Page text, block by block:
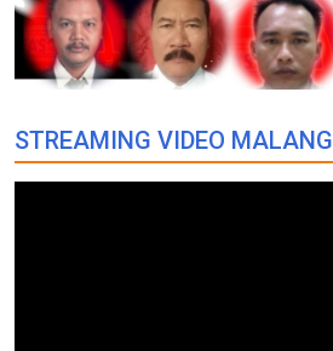
STREAMING VIDEO MALANG